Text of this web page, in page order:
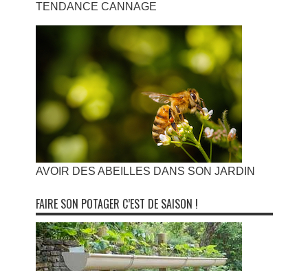
TENDANCE CANNAGE
AVOIR DES ABEILLES DANS SON JARDIN
FAIRE SON POTAGER C’EST DE SAISON !